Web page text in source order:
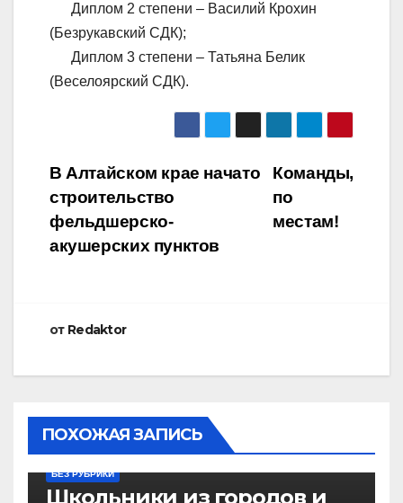
Диплом 2 степени – Василий Крохин
(Безрукавский СДК);
Диплом 3 степени – Татьяна Белик
(Веселоярский СДК).
Навигация
по
записям
Команды,
по
местам!
В Алтайском крае начато
строительство
фельдшерско-
акушерских пунктов
от Redaktor
ПОХОЖАЯ ЗАПИСЬ
БЕЗ РУБРИКИ
Школьники из городов и